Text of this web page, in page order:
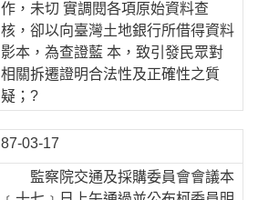
作，未切 實調閱各項原始資料查
核，卻以向臺灣土地銀行所借得資料
影本，為查證藍 本，致引發民眾對
相關拆遷證明合法性及正確性之質
疑；?
87-03-17
監察院交通及採購委員會會議本